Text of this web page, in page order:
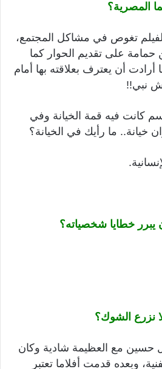
المصرية؟
تغوص في مشاكل المجتمع،
على تقديم الحوار كما
أن يعترف بعلاقته بها أمام
نبي!!
كانت فيه قمة الخيانة وفي
خيانة.. ما رأيك في الخيانة؟
خطايا شخصياته؟
نزرع الشوك؟
حسين مع العظيمة شادية وكان
وبعده قدمت أفلاما تعتبر